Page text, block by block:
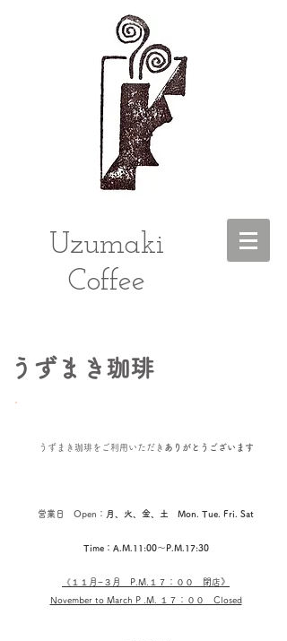
Uzumaki
Coffee
うずまき珈琲
うずまき珈琲を ご利用いただき ありがとうございます
営業日 Open： 月、火、金、土 Mon. Tue. Fri. Sat
Time：A.M.11:00〜P.M.17:30
《１１ 月−３月​ P.M.１７：００ 閉店 》
November to March P .M. １７：００ Closed